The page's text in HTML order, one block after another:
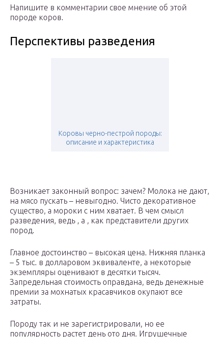
Напишите в комментарии свое мнение об этой
породе коров.
Перспективы разведения
Коровы черно-пестрой породы:
описание и характеристика
Возникает законный вопрос: зачем? Молока не дают,
на мясо пускать – невыгодно. Чисто декоративное
существо, а мороки с ним хватает. В чем смысл
разведения, ведь , а , как представители других
пород.
Главное достоинство – высокая цена. Нижняя планка
– 5 тыс. в долларовом эквиваленте, а некоторые
экземпляры оценивают в десятки тысяч.
Запредельная стоимость оправдана, ведь денежные
премии за мохнатых красавчиков окупают все
затраты.
Породу так и не зарегистрировали, но ее
популярность растет день ото дня. Игрушечные